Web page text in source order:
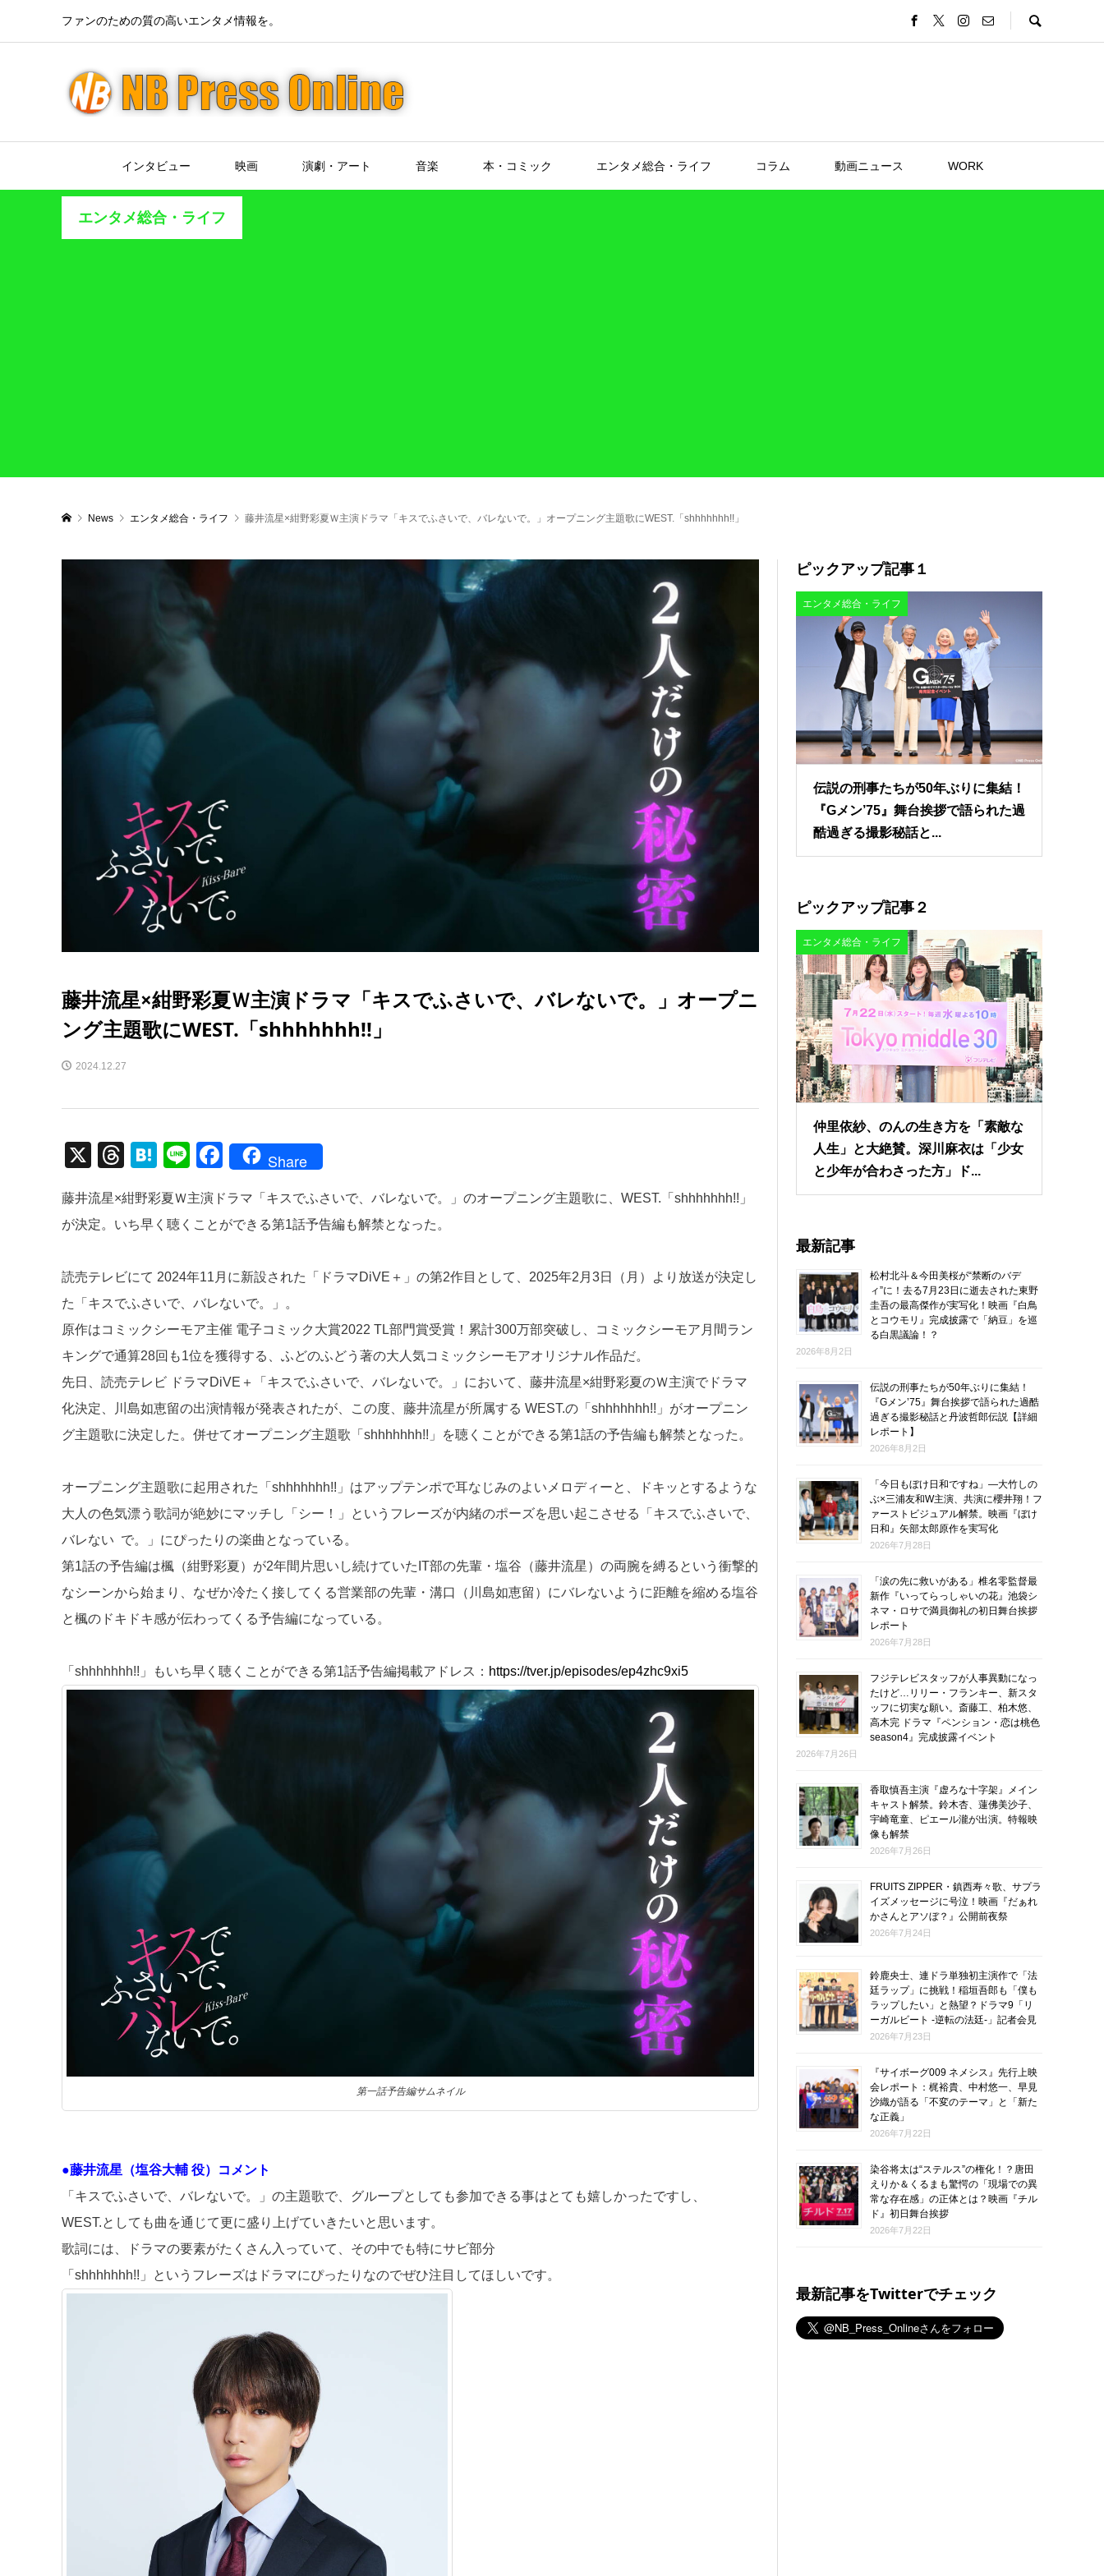
ファンのための質の高いエンタメ情報を。
インタビュー 映画 演劇・アート 音楽 本・コミック エンタメ総合・ライフ コラム 動画ニュース WORK
エンタメ総合・ライフ
News エンタメ総合・ライフ 藤井流星×紺野彩夏Ｗ主演ドラマ「キスでふさいで、バレないで。」オープニング主題歌にWEST.「shhhhhhh!!」
藤井流星×紺野彩夏Ｗ主演ドラマ「キスでふさいで、バレないで。」オープニ
ング主題歌にWEST.「shhhhhhh!!」
2024.12.27
X
T
e
a
s
H
e
n
Li
e
F
c
e
o
o
k
Share
藤井流星×紺野彩夏Ｗ主演ドラマ「キスでふさいで、バレないで。」のオープニング主題歌に、WEST.「shhhhhhh!!」
が決定。いち早く聴くことができる第1話予告編も解禁となった。
読売テレビにて 2024年11月に新設された「ドラマDiVE＋」の第2作目として、2025年2月3日（月）より放送が決定し
た「キスでふさいで、バレないで。」。
原作はコミックシーモア主催 電子コミック大賞2022 TL部門賞受賞！累計300万部突破し、コミックシーモア月間ラン
キングで通算28回も1位を獲得する、ふどのふどう著の大人気コミックシーモアオリジナル作品だ。
先日、読売テレビ ドラマDiVE＋「キスでふさいで、バレないで。」において、藤井流星×紺野彩夏のＷ主演でドラマ
化決定、川島如恵留の出演情報が発表されたが、この度、藤井流星が所属する WEST.の「shhhhhhh!!」がオープニン
グ主題歌に決定した。併せてオープニング主題歌「shhhhhhh!!」を聴くことができる第1話の予告編も解禁となった。
オープニング主題歌に起用された「shhhhhhh!!」はアップテンポで耳なじみのよいメロディーと、ドキッとするような
大人の色気漂う歌詞が絶妙にマッチし「シー！」というフレーズが内緒のポーズを思い起こさせる「キスでふさいで、
バレない で。」にぴったりの楽曲となっている。
第1話の予告編は楓（紺野彩夏）が2年間片思いし続けていたIT部の先輩・塩谷（藤井流星）の両腕を縛るという衝撃的
なシーンから始まり、なぜか冷たく接してくる営業部の先輩・溝口（川島如恵留）にバレないように距離を縮める塩谷
と楓のドキドキ感が伝わってくる予告編になっている。
「shhhhhhh!!」もいち早く聴くことができる第1話予告編掲載アドレス： https://tver.jp/episodes/ep4zhc9xi5
第一話予告編サムネイル
●藤井流星（塩谷大輔 役）コメント
「キスでふさいで、バレないで。」の主題歌で、グループとしても参加できる事はとても嬉しかったですし、
WEST.としても曲を通じて更に盛り上げていきたいと思います。
歌詞には、ドラマの要素がたくさん入っていて、その中でも特にサビ部分
「shhhhhhh!!」というフレーズはドラマにぴったりなのでぜひ注目してほしいです。
ピックアップ記事１
エンタメ総合・ライフ
伝説の刑事たちが50年ぶりに集結！
『Gメン’75』舞台挨拶で語られた過
酷過ぎる撮影秘話と...
ピックアップ記事２
エンタメ総合・ライフ
仲里依紗、のんの生き方を「素敵な
人生」と大絶賛。深川麻衣は「少女
と少年が合わさった方」ド...
最新記事
松村北斗＆今田美桜が“禁断のバデ
ィ”に！去る7月23日に逝去された東野
圭吾の最高傑作が実写化！映画『白鳥
とコウモリ』完成披露で「納豆」を巡
る白黒議論！？
2026年8月2日
伝説の刑事たちが50年ぶりに集結！
『Gメン’75』舞台挨拶で語られた過酷
過ぎる撮影秘話と丹波哲郎伝説【詳細
レポート】
2026年8月2日
「今日もぼけ日和ですね」―大竹しの
ぶ×三浦友和W主演、共演に櫻井翔！フ
ァーストビジュアル解禁。映画『ぼけ
日和』矢部太郎原作を実写化
2026年7月28日
「涙の先に救いがある」椎名零監督最
新作『いってらっしゃいの花』池袋シ
ネマ・ロサで満員御礼の初日舞台挨拶
レポート
2026年7月28日
フジテレビスタッフが人事異動になっ
たけど…リリー・フランキー、新スタ
ッフに切実な願い。斎藤工、柏木悠、
高木完 ドラマ『ペンション・恋は桃色
season4』完成披露イベント
2026年7月26日
香取慎吾主演『虚ろな十字架』メイン
キャスト解禁。鈴木杏、蓮佛美沙子、
宇崎竜童、ピエール瀧が出演。特報映
像も解禁
2026年7月26日
FRUITS ZIPPER・鎮西寿々歌、サプラ
イズメッセージに号泣！映画『だぁれ
かさんとアソぼ？』公開前夜祭
2026年7月24日
鈴鹿央士、連ドラ単独初主演作で「法
廷ラップ」に挑戦！稲垣吾郎も「僕も
ラップしたい」と熱望？ドラマ9「リ
ーガルビート -逆転の法廷-」記者会見
2026年7月23日
『サイボーグ009 ネメシス』先行上映
会レポート：梶裕貴、中村悠一、早見
沙織が語る「不変のテーマ」と「新た
な正義」
2026年7月22日
染谷将太は“ステルス”の権化！？唐田
えりか＆くるまも驚愕の「現場での異
常な存在感」の正体とは？映画『チル
ド』初日舞台挨拶
2026年7月22日
最新記事をTwitterでチェック